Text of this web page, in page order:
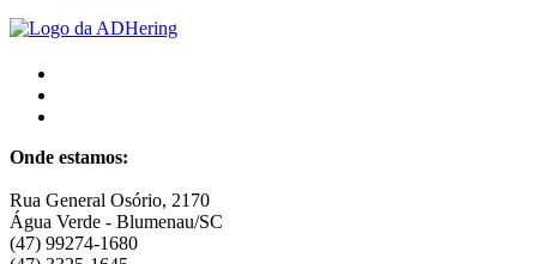
Onde estamos:
Rua General Osório, 2170
Água Verde - Blumenau/SC
(47) 99274-1680